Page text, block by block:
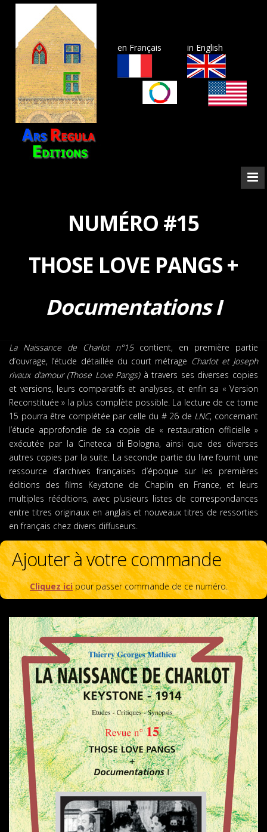
in English
en Français
NUMÉRO #15
THOSE LOVE PANGS +
Documentations I
La Naissance de Charlot n°15contient, en première partie
d’ouvrage, l’étude détaillée du court métrage Charlot et Joseph
rivaux d’amour (Those Love Pangs)à travers ses diverses copies
et versions, leurs comparatifs et analyses, et enfin sa « Version
Reconstituée » la plus complète possible. La lecture de ce tome
15 pourra être complétée par celle du # 26 de LNC, concernant
l’étude approfondie de sa copie de « restauration officielle »
exécutée par la Cineteca di Bologna, ainsi que des diverses
autres copies par la suite. La seconde partie du livre fournit une
ressource d’archives françaises d’époque sur les premières
éditions des films Keystone de Chaplin en France, et leurs
multiples rééditions, avec plusieurs listes de correspondances
entre titres originaux en anglais et nouveaux titres de ressorties
en français chez divers diffuseurs.
Ajouter à votre commande
Cliquez icipour passer commande de ce numéro.